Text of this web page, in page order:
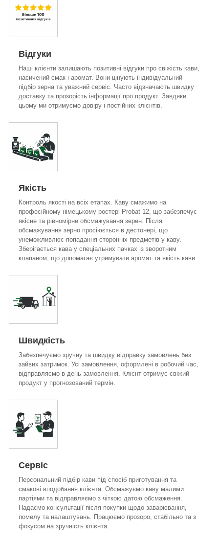
Відгуки
Наші клієнти залишають позитивні відгуки про свіжість кави,
насичений смак і аромат. Вони цінують індивідуальний
підбір зерна та уважний сервіс. Часто відзначають швидку
доставку та прозорість інформації про продукт. Завдяки
цьому ми отримуємо довіру і постійних клієнтів.
Якість
Контроль якості на всіх етапах. Каву смажимо на
професійному німецькому ростері Probat 12, що забезпечує
якісне та рівномірне обсмажування зерен. Після
обсмажування зерно просіюється в дестонері, що
унеможливлює попадання сторонніх предметів у каву.
Зберігається кава у спеціальних пачках із зворотним
клапаном, що допомагає утримувати аромат та якість кави.
Швидкість
Забезпечуємо зручну та швидку відправку замовлень без
зайвих затримок. Усі замовлення, оформлені в робочий час,
відправляємо в день замовлення. Клієнт отримує свіжий
продукт у прогнозований термін.
Сервіс
Персональний підбір кави під спосіб приготування та
смакові вподобання клієнта. Обсмажуємо каву малими
партіями та відправляємо з чіткою датою обсмаження.
Надаємо консультації після покупки щодо заварювання,
помелу та налаштувань. Працюємо прозоро, стабільно та з
фокусом на зручність клієнта.